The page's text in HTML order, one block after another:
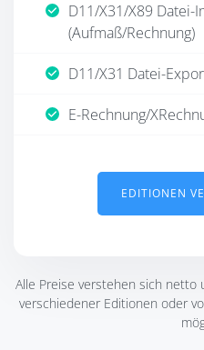
D11/X31/X89 Datei-
(Aufmaß/Rechnung)
D11/X31 Datei-
E-Rechnung/
EDITIONEN
Alle Preise verstehen sich netto
verschiedener Editionen oder